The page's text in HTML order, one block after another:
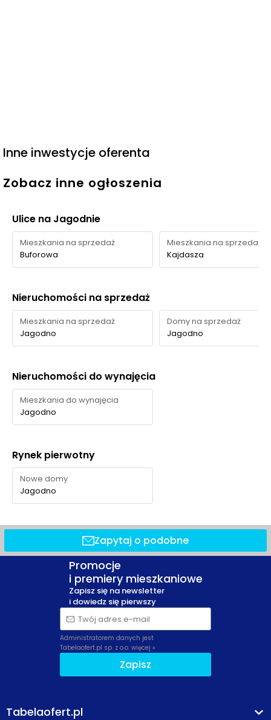
Inne inwestycje oferenta
Zobacz inne ogłoszenia
Ulice na Jagodnie
Mieszkania na sprzedaż
Buforowa
Mieszkania na sprzedaż
Kajdasza
Nieruchomości na sprzedaż
Mieszkania na sprzedaż
Jagodno
Domy na sprzedaż
Jagodno
Nieruchomości do wynajęcia
Mieszkania do wynajęcia
Jagodno
Rynek pierwotny
Nowe domy
Jagodno
Zapytaj o podobne
Promocje
i premiery mieszkaniowe
Zapisz się na newsletter
i dowiedz się pierwszy
Twój adres e-mail
Administratorem danych jest
Tabelaofert.pl sp. z o.o. więcej »
Zapisz
Tabelaofert.pl